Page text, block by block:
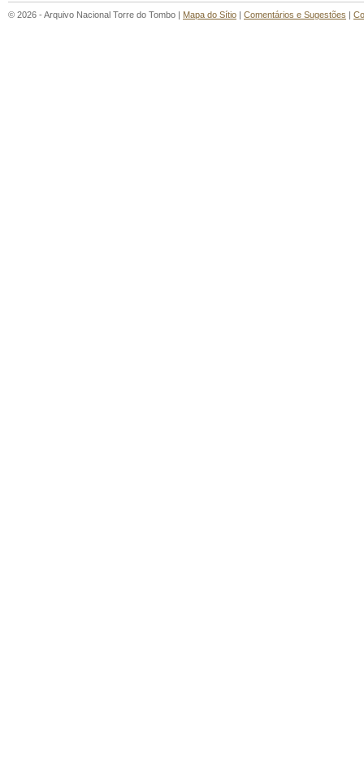
© 2026 - Arquivo Nacional Torre do Tombo | Mapa do Sítio | Comentários e Sugestões |